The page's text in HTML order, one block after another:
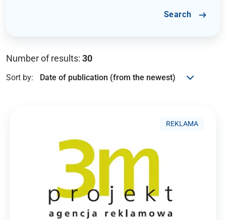
Search
Number of results: 30
Sort by:
REKLAMA